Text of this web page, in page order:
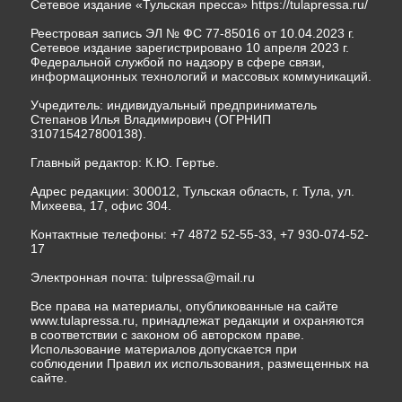
Сетевое издание «Тульская пресса» https://tulapressa.ru/
Реестровая запись ЭЛ № ФС 77-85016 от 10.04.2023 г.
Сетевое издание зарегистрировано 10 апреля 2023 г.
Федеральной службой по надзору в сфере связи,
информационных технологий и массовых коммуникаций.
Учредитель: индивидуальный предприниматель
Степанов Илья Владимирович (ОГРНИП
310715427800138).
Главный редактор: К.Ю. Гертье.
Адрес редакции: 300012, Тульская область, г. Тула, ул.
Михеева, 17, офис 304.
Контактные телефоны: +7 4872 52-55-33, +7 930-074-52-
17
Электронная почта: tulpressa@mail.ru
Все права на материалы, опубликованные на сайте
www.tulapressa.ru, принадлежат редакции и охраняются
в соответствии с законом об авторском праве.
Использование материалов допускается при
соблюдении Правил их использования, размещенных на
сайте.